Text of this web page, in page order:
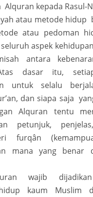
Alquran kepada Rasul-
atau metode hidup
atau pedoman
aspek
antara
dasar itu,
untuk selalu
dan siapa saja
Alquran tentu
petunjuk,
furqân
mana yang benar
wajib
kaum Muslim